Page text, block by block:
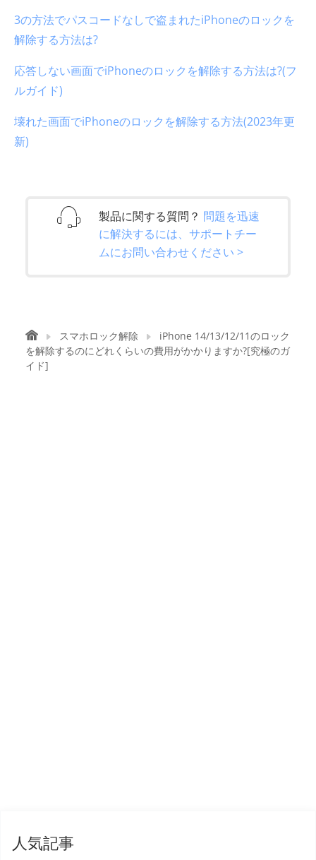
3の方法でパスコードなしで盗まれたiPhoneのロックを
解除する方法は?
応答しない画面でiPhoneのロックを解除する方法は?(フ
ルガイド)
壊れた画面でiPhoneのロックを解除する方法(2023年更
新)
製品に関する質問？ 問題を迅速
に解決するには、サポートチー
ムにお問い合わせください >
スマホロック解除
iPhone 14/13/12/11のロック
を解除するのにどれくらいの費用がかかりますか?[究極のガ
イド]
人気記事